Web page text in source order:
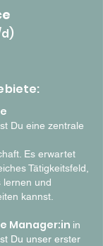
Du eine zentrale
Es erwartet
Tätigkeitsfeld,
lernen und
kannst.
Manager:in in
Du unser erster